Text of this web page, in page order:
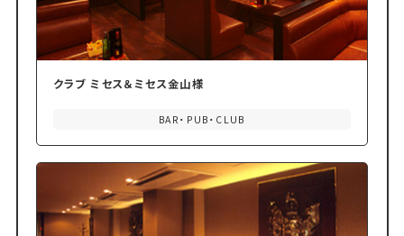
クラブ ミセス＆ミセス金山様
BAR・PUB・CLUB